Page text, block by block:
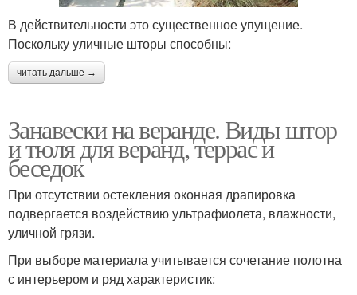
В действительности это существенное упущение.
Поскольку уличные шторы способны:
читать дальше →
Занавески на веранде. Виды штор
и тюля для веранд, террас и
беседок
При отсутствии остекления оконная драпировка
подвергается воздействию ультрафиолета, влажности,
уличной грязи.
При выборе материала учитывается сочетание полотна
с интерьером и ряд характеристик: